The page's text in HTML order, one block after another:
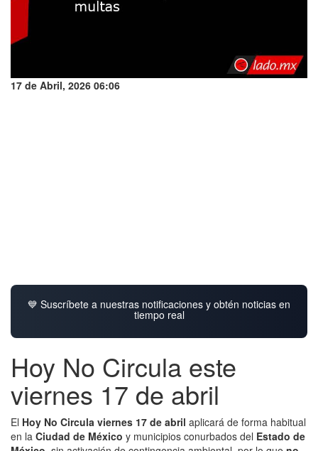
17 de Abril, 2026 06:06
💙 Suscríbete a nuestras notificaciones y obtén noticias en
tiempo real
Hoy No Circula este
viernes 17 de abril
El Hoy No Circula viernes 17 de abril aplicará de forma habitual
en la Ciudad de México y municipios conurbados del Estado de